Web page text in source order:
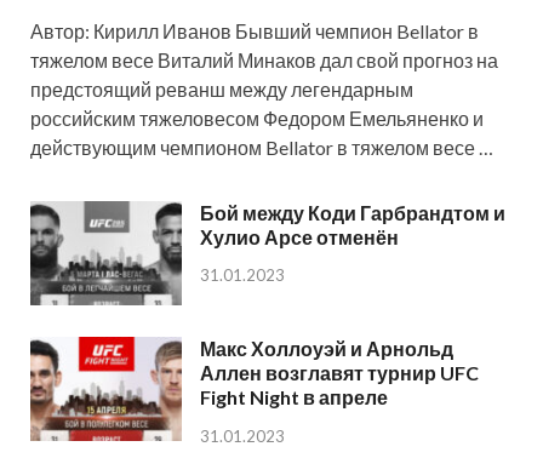
Автор: Кирилл Иванов Бывший чемпион Bellator в
тяжелом весе Виталий Минаков дал свой прогноз на
предстоящий реванш между легендарным
российским тяжеловесом Федором Емельяненко и
действующим чемпионом Bellator в тяжелом весе …
Бой между Коди Гарбрандтом и
Хулио Арсе отменён
31.01.2023
Макс Холлоуэй и Арнольд
Аллен возглавят турнир UFC
Fight Night в апреле
31.01.2023